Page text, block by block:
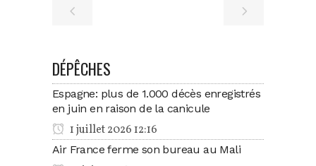
DÉPÊCHES
Espagne: plus de 1.000 décès enregistrés
en juin en raison de la canicule
1 juillet 2026 12:16
Air France ferme son bureau au Mali